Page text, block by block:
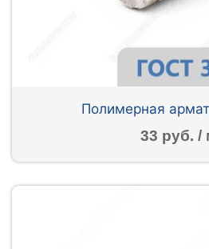
Полимерная
33 руб. /